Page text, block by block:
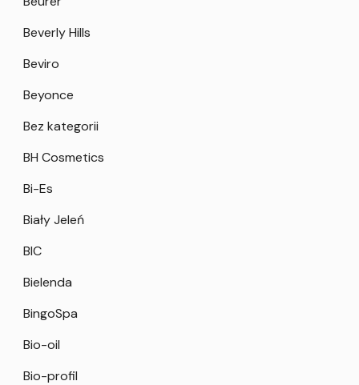
Beverly Hills
Beviro
Beyonce
Bez kategorii
BH Cosmetics
Bi-Es
Biały Jeleń
BIC
Bielenda
BingoSpa
Bio-oil
Bio-profil